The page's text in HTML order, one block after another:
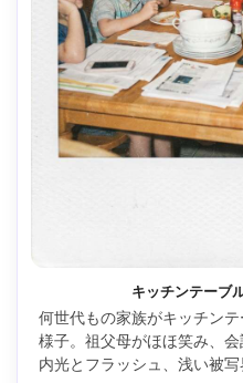
キッチンテーブ
何世代もの家族がキッチン
様子。祖父母がほほ笑み、
内光とフラッシュ、浅い被